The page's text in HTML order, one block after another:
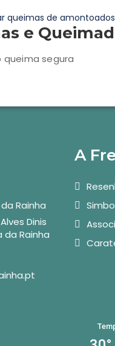
queimas de
e
queima segura
Rainha
Dinis
da Rainha
A